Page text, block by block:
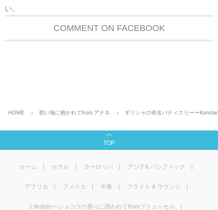
い。
COMMENT ON FACEBOOK
HOME 碧い海に抱かれてfrom アテネ ギリシャの有名パティスリーー
TOP
ホーム ホテル ヨーロッパ アジア& パシフィック
アフリカ アメリカ 中東 フライト & ラウンジ
Lifestyleーショコラの香りに誘われてfromブリュッセル